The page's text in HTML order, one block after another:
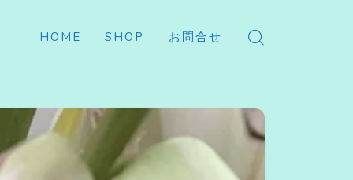
HOME SHOP お問合せ